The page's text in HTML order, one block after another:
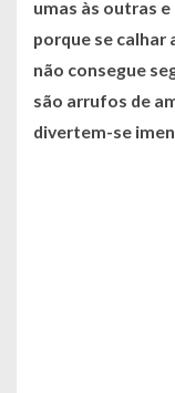
umas às outras
porque se calhar
não consegue
são arrufos de
divertem-se